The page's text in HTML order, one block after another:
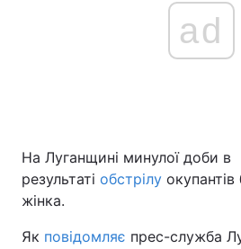
ad
На Луганщині минулої доби в
результаті обстрілу
жінка.
Як повідомляє прес-служба